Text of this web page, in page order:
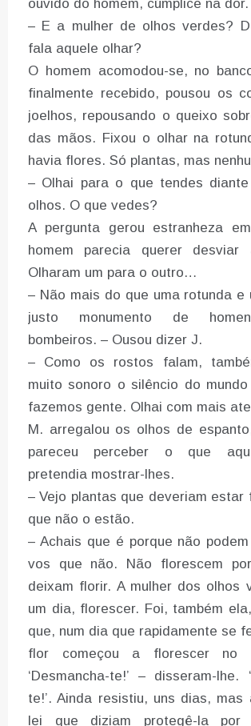
ouvido do homem, cúmplice na dor.
– E a mulher de olhos verdes?
fala aquele olhar?
O homem acomodou-se, no
finalmente recebido, pousou os
joelhos, repousando o queixo
das mãos. Fixou o olhar na
havia flores. Só plantas, mas
– Olhai para o que tendes
olhos. O que vedes?
A pergunta gerou estranheza
homem parecia querer desviar
Olharam um para o outro…
– Não mais do que uma rotunda e
justo monumento de
bombeiros. – Ousou dizer J.
– Como os rostos falam,
muito sonoro o silêncio do
fazemos gente. Olhai com mais
M. arregalou os olhos de
pareceu perceber o que
pretendia mostrar-lhes.
– Vejo plantas que deveriam estar
que não o estão.
– Achais que é porque não
vos que não. Não florescem
deixam florir. A mulher dos olhos
um dia, florescer. Foi, também
que, num dia que rapidamente se
flor começou a florescer no
‘Desmancha-te!’ – disseram-lhe.
te!’. Ainda resistiu, uns dias, mas
lei que diziam protegê-la por